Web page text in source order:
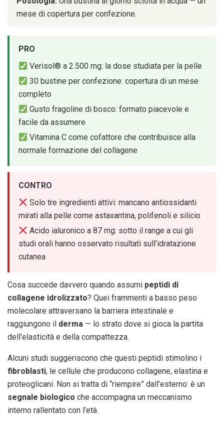
mese di copertura per confezione.
PRO
Verisol® a 2.500 mg: la dose studiata per la pelle
30 bustine per confezione: copertura di un mese
completo
Gusto fragoline di bosco: formato piacevole e
facile da assumere
Vitamina C come cofattore che contribuisce alla
normale formazione del collagene
CONTRO
Solo tre ingredienti attivi: mancano antiossidanti
mirati alla pelle come astaxantina, polifenoli e silicio
Acido ialuronico a 87 mg: sotto il range a cui gli
studi orali hanno osservato risultati sull’idratazione
cutanea
Cosa succede davvero quando assumi peptidi di
collagene idrolizzato? Quei frammenti a basso peso
molecolare attraversano la barriera intestinale e
raggiungono il derma — lo strato dove si gioca la partita
dell’elasticità e della compattezza.
Alcuni studi suggeriscono che questi peptidi stimolino i
fibroblasti, le cellule che producono collagene, elastina e
proteoglicani. Non si tratta di “riempire” dall’esterno: è un
segnale biologico che accompagna un meccanismo
interno rallentato con l’età.